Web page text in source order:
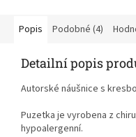
Popis Podobné (4)
Detailní popis
Autorské náušnice s
Puzetka je vyrobena z
hypoalergenní.